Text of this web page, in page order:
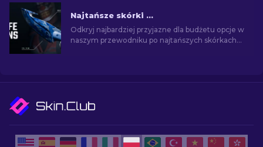
Najtańsze skórki do noży CS2 [2026]
Odkryj najbardziej przyjazne dla budżetu opcje w
naszym przewodniku po najtańszych skórkach